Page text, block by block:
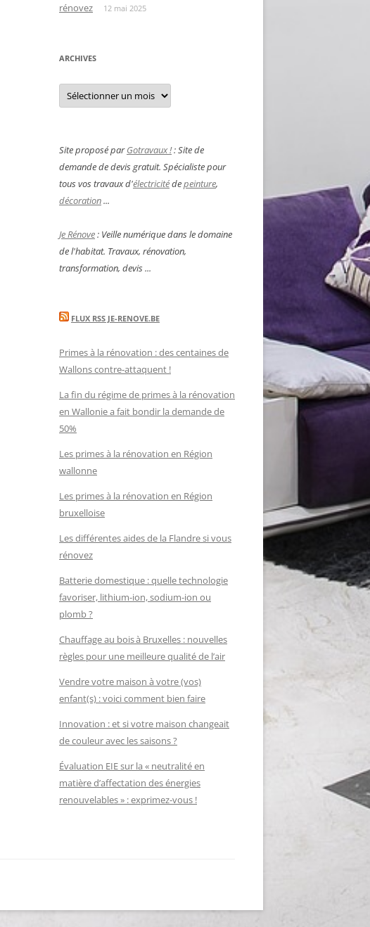
rénovez
12 mai 2025
ARCHIVES
Archives
Site proposé parGotravaux !: Site de
demande de devis gratuit. Spécialiste pour
tous vos travaux d'électricitédepeinture,
décoration...
Je Rénove: Veille numérique dans le domaine
de l'habitat. Travaux, rénovation,
transformation, devis ...
FLUX RSS JE-RENOVE.BE
Primes à la rénovation : des centaines de
Wallons contre-attaquent !
La fin du régime de primes à la rénovation
en Wallonie a fait bondir la demande de
50%
Les primes à la rénovation en Région
wallonne
Les primes à la rénovation en Région
bruxelloise
Les différentes aides de la Flandre si vous
rénovez
Batterie domestique : quelle technologie
favoriser, lithium-ion, sodium-ion ou
plomb ?
Chauffage au bois à Bruxelles : nouvelles
règles pour une meilleure qualité de l’air
Vendre votre maison à votre (vos)
enfant(s) : voici comment bien faire
Innovation : et si votre maison changeait
de couleur avec les saisons ?
Évaluation EIE sur la « neutralité en
matière d’affectation des énergies
renouvelables » : exprimez-vous !